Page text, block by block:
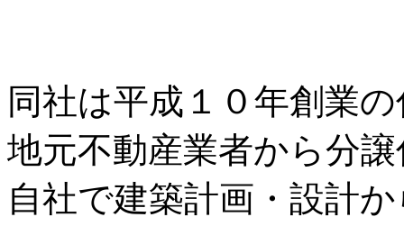
同社は平成１０年創業
地元不動産業者から分
自社で建築計画・設計